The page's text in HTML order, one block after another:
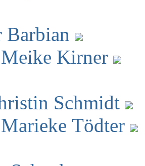
Barbian
Kirner
Schmidt
Tödter